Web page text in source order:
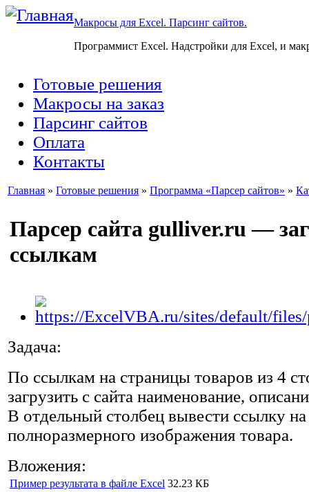
Макросы для Excel. Парсинг сайтов.
Программист Excel. Надстройки для Excel, и
Готовые решения
Макросы на заказ
Парсинг сайтов
Оплата
Контакты
Главная » Готовые решения » Программа «Парсер сайтов» »
Парсер сайта gulliver.ru —
ссылкам
Задача:
По ссылкам на страницы товаров из 4
загрузить с сайта наименование,
В отдельный столбец вывести ссылку на
полноразмерного изображения товара.
Вложения:
Пример результата в файле Excel 32.23 КБ